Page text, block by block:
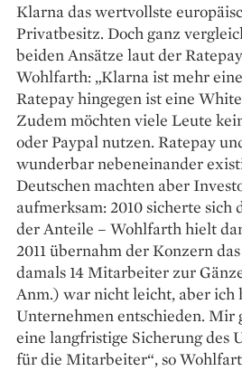
Klarna das wertvollste
Privatbesitz. Doch ganz
beiden Ansätze laut der
Wohlfarth: „Klarna ist mehr
Ratepay hingegen ist eine
Zudem möchten viele Leute
oder Paypal nutzen. Ratepay
wunderbar nebeneinander
Deutschen machten aber
aufmerksam: 2010 sicherte sich
der Anteile – Wohlfarth hielt
2011 übernahm der Konzern
damals 14 Mitarbeiter zur
Anm.) war nicht leicht, aber ich
Unternehmen entschieden. Mir
eine langfristige Sicherung des
für die Mitarbeiter“, so